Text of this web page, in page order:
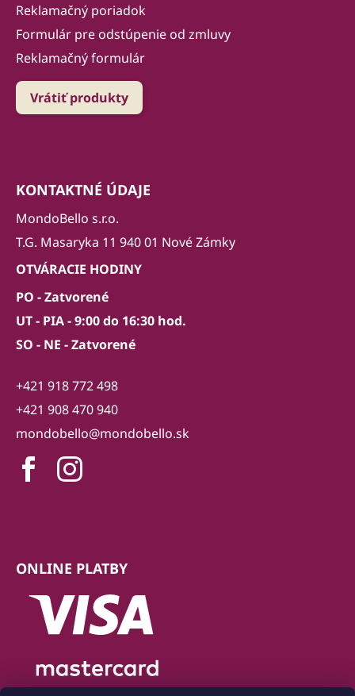
Reklamačný poriadok
Formulár pre odstúpenie od zmluvy
Reklamačný formulár
Vrátiť produkty
KONTAKTNÉ ÚDAJE
MondoBello s.r.o.
T.G. Masaryka 11 940 01 Nové Zámky
OTVÁRACIE HODINY
PO - Zatvorené
UT - PIA - 9:00 do 16:30 hod.
SO - NE - Zatvorené
+421 918 772 498
+421 908 470 940
mondobello@mondobello.sk
ONLINE PLATBY